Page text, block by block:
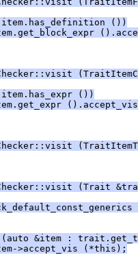
())
())
(Trait
&item :
>accept_vis (*this);